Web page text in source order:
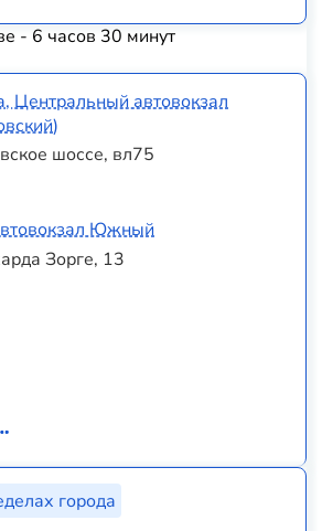
- 6 часов 30 минут
Центральный автовокзал
шоссе, вл75
Южный
Зорге, 13
города